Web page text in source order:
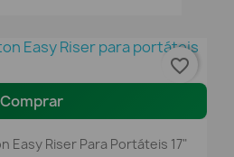
Comprar
Easy Riser Para Portáteis 17"
favorite_border